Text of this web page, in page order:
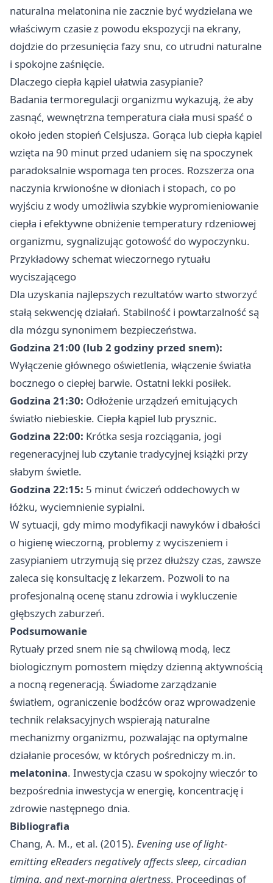
naturalna melatonina nie zacznie być wydzielana we
właściwym czasie z powodu ekspozycji na ekrany,
dojdzie do przesunięcia fazy snu, co utrudni naturalne
i spokojne zaśnięcie.
Dlaczego ciepła kąpiel ułatwia zasypianie?
Badania termoregulacji organizmu wykazują, że aby
zasnąć, wewnętrzna temperatura ciała musi spaść o
około jeden stopień Celsjusza. Gorąca lub ciepła kąpiel
wzięta na 90 minut przed udaniem się na spoczynek
paradoksalnie wspomaga ten proces. Rozszerza ona
naczynia krwionośne w dłoniach i stopach, co po
wyjściu z wody umożliwia szybkie wypromieniowanie
ciepła i efektywne obniżenie temperatury rdzeniowej
organizmu, sygnalizując gotowość do wypoczynku.
Przykładowy schemat wieczornego rytuału
wyciszającego
Dla uzyskania najlepszych rezultatów warto stworzyć
stałą sekwencję działań. Stabilność i powtarzalność są
dla mózgu synonimem bezpieczeństwa.
Godzina 21:00 (lub 2 godziny przed snem):
Wyłączenie głównego oświetlenia, włączenie światła
bocznego o ciepłej barwie. Ostatni lekki posiłek.
Godzina 21:30: Odłożenie urządzeń emitujących
światło niebieskie. Ciepła kąpiel lub prysznic.
Godzina 22:00: Krótka sesja rozciągania, jogi
regeneracyjnej lub czytanie tradycyjnej książki przy
słabym świetle.
Godzina 22:15: 5 minut ćwiczeń oddechowych w
łóżku, wyciemnienie sypialni.
W sytuacji, gdy mimo modyfikacji nawyków i dbałości
o higienę wieczorną, problemy z wyciszeniem i
zasypianiem utrzymują się przez dłuższy czas, zawsze
zaleca się konsultację z lekarzem. Pozwoli to na
profesjonalną ocenę stanu zdrowia i wykluczenie
głębszych zaburzeń.
Podsumowanie
Rytuały przed snem nie są chwilową modą, lecz
biologicznym pomostem między dzienną aktywnością
a nocną regeneracją. Świadome zarządzanie
światłem, ograniczenie bodźców oraz wprowadzenie
technik relaksacyjnych wspierają naturalne
mechanizmy organizmu, pozwalając na optymalne
działanie procesów, w których pośredniczy m.in.
melatonina. Inwestycja czasu w spokojny wieczór to
bezpośrednia inwestycja w energię, koncentrację i
zdrowie następnego dnia.
Bibliografia
Chang, A. M., et al. (2015). Evening use of light-
emitting eReaders negatively affects sleep, circadian
timing, and next-morning alertness. Proceedings of